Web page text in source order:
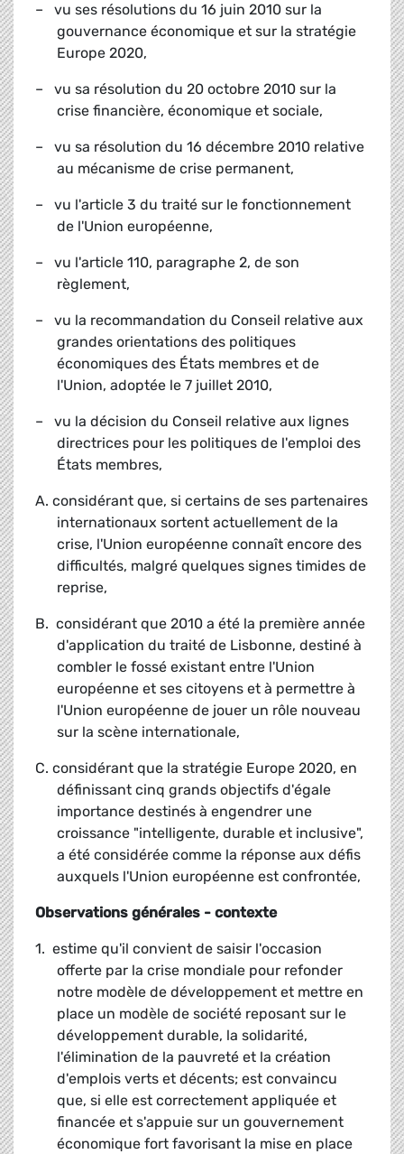
– vu ses résolutions du 16 juin 2010 sur la
gouvernance économique et sur la stratégie
Europe 2020,
– vu sa résolution du 20 octobre 2010 sur la
crise financière, économique et sociale,
– vu sa résolution du 16 décembre 2010 relative
au mécanisme de crise permanent,
– vu l'article 3 du traité sur le fonctionnement
de l'Union européenne,
– vu l'article 110, paragraphe 2, de son
règlement,
– vu la recommandation du Conseil relative aux
grandes orientations des politiques
économiques des États membres et de
l'Union, adoptée le 7 juillet 2010,
– vu la décision du Conseil relative aux lignes
directrices pour les politiques de l'emploi des
États membres,
A. considérant que, si certains de ses partenaires
internationaux sortent actuellement de la
crise, l'Union européenne connaît encore des
difficultés, malgré quelques signes timides de
reprise,
B. considérant que 2010 a été la première année
d'application du traité de Lisbonne, destiné à
combler le fossé existant entre l'Union
européenne et ses citoyens et à permettre à
l'Union européenne de jouer un rôle nouveau
sur la scène internationale,
C. considérant que la stratégie Europe 2020, en
définissant cinq grands objectifs d'égale
importance destinés à engendrer une
croissance "intelligente, durable et inclusive",
a été considérée comme la réponse aux défis
auxquels l'Union européenne est confrontée,
Observations générales - contexte
1. estime qu'il convient de saisir l'occasion
offerte par la crise mondiale pour refonder
notre modèle de développement et mettre en
place un modèle de société reposant sur le
développement durable, la solidarité,
l'élimination de la pauvreté et la création
d'emplois verts et décents; est convaincu
que, si elle est correctement appliquée et
financée et s'appuie sur un gouvernement
économique fort favorisant la mise en place